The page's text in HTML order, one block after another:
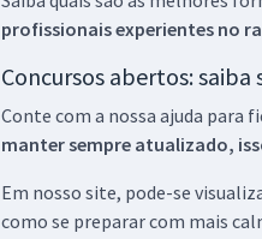
profissionais experientes no
Concursos abertos:
Conte com a nossa ajuda para
manter sempre atualizado,
Em nosso site, pode-se
como se preparar com mais